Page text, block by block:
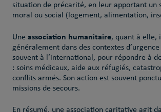
situation de précarité, en leur apportant un
moral ou social (logement, alimentation,
Une association humanitaire, quant à elle,
généralement dans des contextes
souvent à l’international, pour répondre à
: soins médicaux, aide aux réfugiés,
conflits armés. Son action est souvent
missions de secours.
En résumé, une association caritative agit